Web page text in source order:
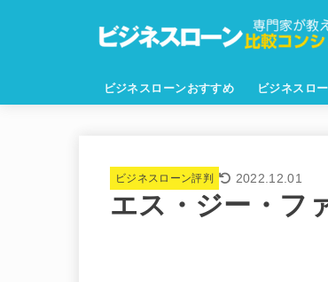
ビジネスローンおすすめ ビジネスロ
ビジネスローン評判 2022.12.01
エス・ジー・フ